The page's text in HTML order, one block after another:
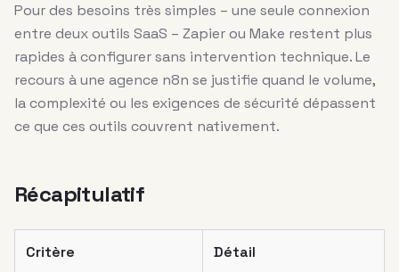
Pour des besoins très simples – une seule connexion
entre deux outils SaaS – Zapier ou Make restent plus
rapides à configurer sans intervention technique. Le
recours à une agence n8n se justifie quand le volume,
la complexité ou les exigences de sécurité dépassent
ce que ces outils couvrent nativement.
Récapitulatif
Critère Détail